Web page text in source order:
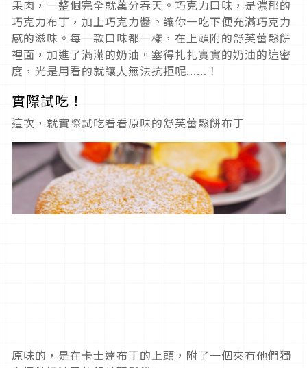
果肉，一整個完全就萬分春天。巧克力口味，是濃郁的
巧克力布丁，加上巧克力醬。讓你一吃下便充滿巧克力
感的滋味。每一款口味都一樣，在上頭附的舒芙蕾鬆餅
裡面，加進了滿滿的奶油。塞得扎扎實實的奶油的這密
度，光是用看的就讓人無法抗拒呢......！
實際試吃！
這次，就實際試吃看看原味的舒芙蕾鬆餅布丁
原味的，是在卡士達布丁的上頭，附了一個夾有他們獨